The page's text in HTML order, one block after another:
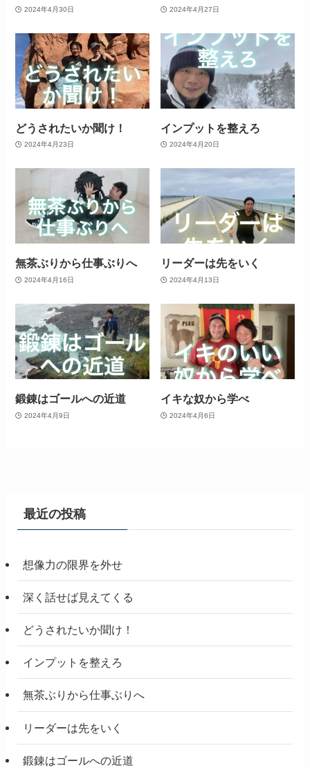
2024年4月30日 2024年4月27日
どうされたいか聞け！
2024年4月23日
インプットを整えろ
2024年4月20日
無茶ぶりから仕事ぶりへ
2024年4月16日
リーダーは先をいく
2024年4月13日
鍛錬はゴールへの近道
2024年4月9日
イキな奴から学べ
2024年4月6日
最近の投稿
想像力の限界を外せ
深く話せば見えてくる
どうされたいか聞け！
インプットを整えろ
無茶ぶりから仕事ぶりへ
リーダーは先をいく
鍛錬はゴールへの近道